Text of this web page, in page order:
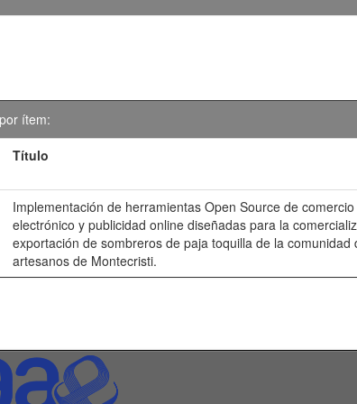
ítem:
Título
Implementación de herramientas Open Source de comercio
electrónico y publicidad online diseñadas para la
exportación de sombreros de paja toquilla de la comunidad
artesanos de Montecristi.